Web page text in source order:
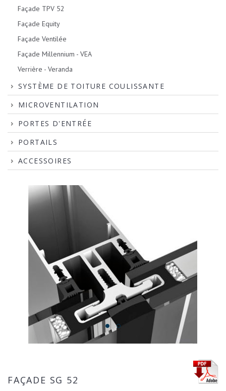
Façade TPV 52
Façade Equity
Façade Ventilée
Façade Millennium - VEA
Verrière - Veranda
SYSTÈME DE TOITURE COULISSANTE
MICROVENTILATION
PORTES D'ENTRÉE
PORTAILS
ACCESSOIRES
FAÇADE SG 52